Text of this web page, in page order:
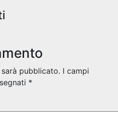
pubblicato. I campi
*